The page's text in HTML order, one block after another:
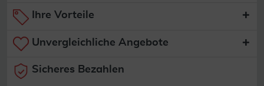
Ihre Vorteile
Unvergleichliche Angebote
Sicheres Bezahlen